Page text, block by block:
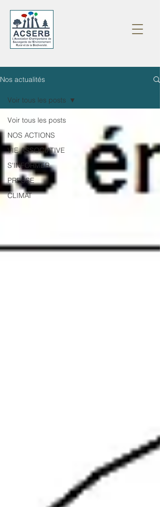
Nos actualités
Voir tous les posts
NOS ACTIONS
VIE ASSOCIATIVE
S'INFORMER
PRESSE
CLIMAT
Voir tous les posts